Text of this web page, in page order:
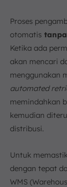
Proses
otomatis
Ketika ada
akan mencari
menggunakan
automated
memindahkan
kemudian
distribusi.
Untuk
dengan tepat
WMS